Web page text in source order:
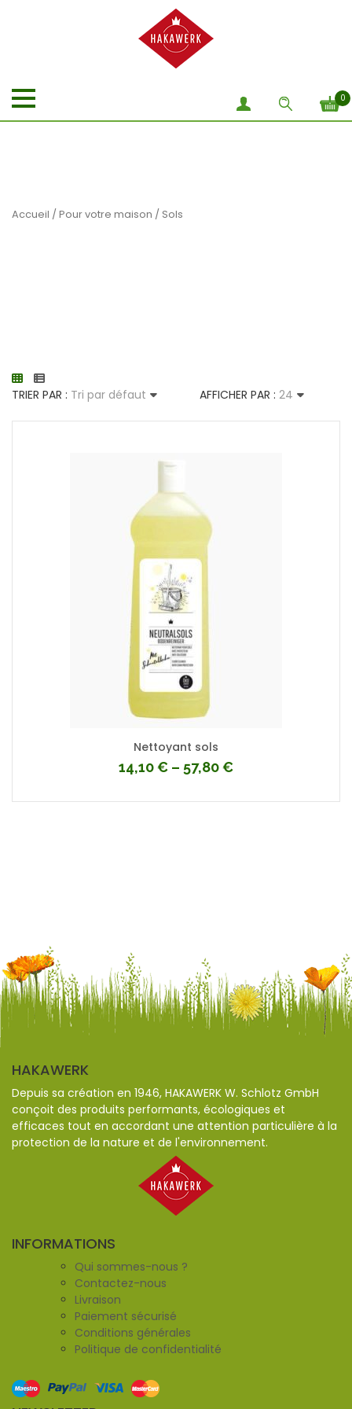
0
Accueil / Pour votre maison / Sols
TRIER PAR : Tri par défaut AFFICHER PAR : 24
Nettoyant sols
14,10€ – 57,80€
HAKAWERK
Depuis sa création en 1946, HAKAWERK W. Schlotz GmbH
conçoit des produits performants, écologiques et
efficaces tout en accordant une attention particulière à la
protection de la nature et de l'environnement.
INFORMATIONS
Qui sommes-nous ?
Contactez-nous
Livraison
Paiement sécurisé
Conditions générales
Politique de confidentialité